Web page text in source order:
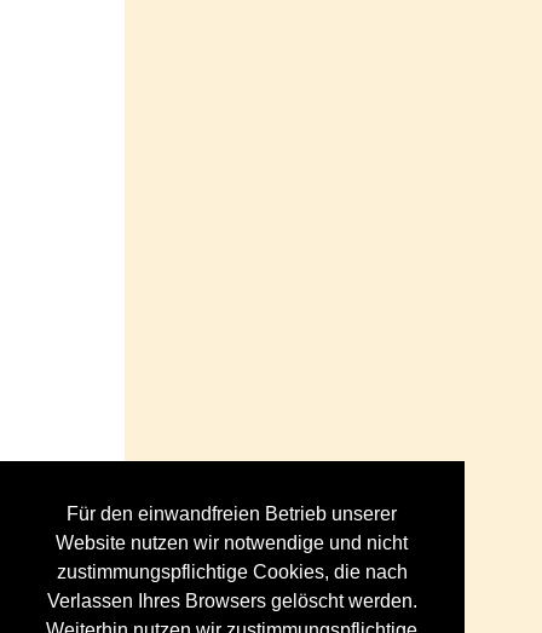
Für den einwandfreien Betrieb unserer
Website nutzen wir notwendige und nicht
zustimmungspflichtige Cookies, die nach
Verlassen Ihres Browsers gelöscht werden.